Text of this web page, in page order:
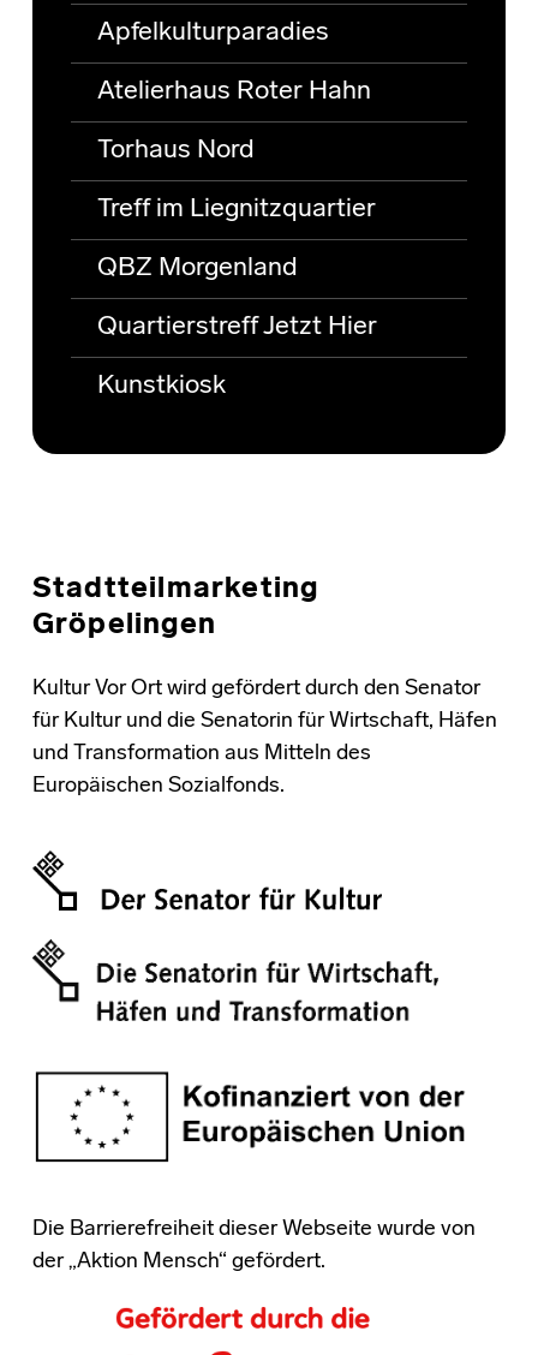
Apfelkulturparadies
Atelierhaus Roter Hahn
Torhaus Nord
Treff im Liegnitzquartier
QBZ Morgenland
Quartierstreff Jetzt Hier
Kunstkiosk
Stadtteilmarketing
Gröpelingen
Kultur Vor Ort wird gefördert durch den Senator
für Kultur und die Senatorin für Wirtschaft, Häfen
und Transformation aus Mitteln des
Europäischen Sozialfonds.
Die Barrierefreiheit dieser Webseite wurde von
der „Aktion Mensch“ gefördert.